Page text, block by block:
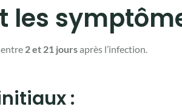
les
2 et 21 joursaprès l’infection.
: